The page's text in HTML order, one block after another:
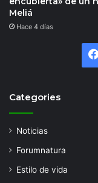
Meliá
Hace 4 días
Categories
Noticias
Forumnatura
Estilo de vida